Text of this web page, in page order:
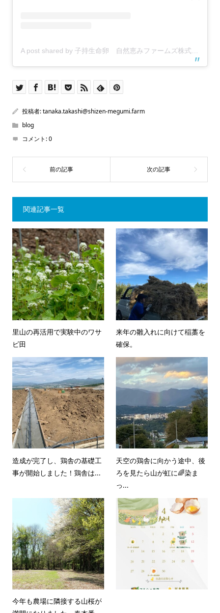
投稿者:tanaka.takashi@shizen-megumi.farm
blog
コメント:0
関連記事一覧
里山の再活用で実験中のワサ
ビ田
来年の雛入れに向けて稲藁を
確保。
造成が完了し、鶏舎の基礎工
事が開始しました！鶏舎は...
天空の鶏舎に向かう途中、後
ろを見たら山が虹に🌈染ま
っ...
今年も農場に隣接する山桜が